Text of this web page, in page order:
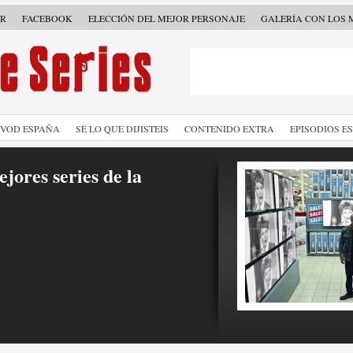
FACEBOOK ELECCIÓN DEL MEJOR PERSONAJE GALERÍA CON LOS
ESPAÑA SÉ LO QUE DIJISTEIS CONTENIDO EXTRA EPISODIOS
series de la